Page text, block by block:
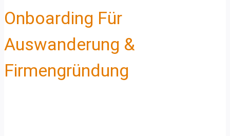
Onboarding Für
Auswanderung &
Firmengründung